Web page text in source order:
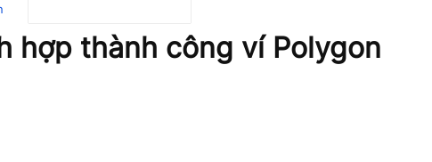
hợp thành công ví Polygon